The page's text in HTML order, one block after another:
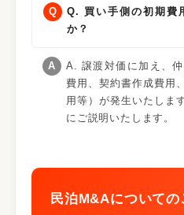
Q. 買い手側の初期費
か？
A. 譲渡対価に加え、
費用、契約書作成費用
用等）が発生いたしま
にご説明いたします。
民泊M&Aについての